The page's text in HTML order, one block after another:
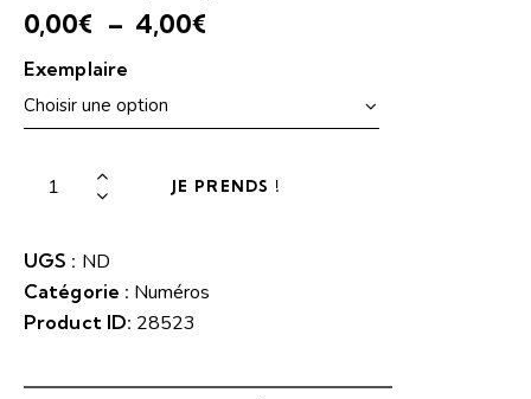
0,00€ – 4,00€
Exemplaire
JE PRENDS !
UGS : ND
Catégorie : Numéros
Product ID: 28523